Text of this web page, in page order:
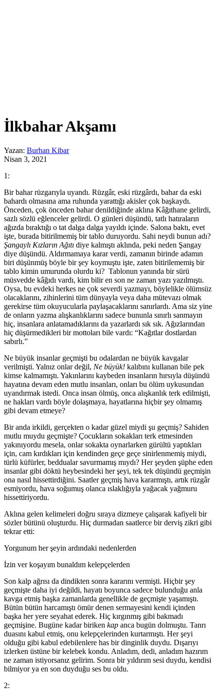
İlkbahar Akşamı
Yazan: Burhan Kibar
Nisan 3, 2021
1:
Bir bahar rüzgarıyla uyandı. Rüzgâr, eski rüzgârdı, bahar da eski
bahardı olmasına ama ruhunda yarattığı akisler çok başkaydı.
Önceden, çok önceden bahar denildiğinde aklına Kâğıthane gelirdi,
sazlı sözlü eğlenceler gelirdi. O günleri düşündü, tatlı hatıraların
ağızda bıraktığı o tat dalga dalga yayıldı içinde. Salona baktı, evet
işte, burada bitirilmemiş bir tablo duruyordu. Sahi neydi bunun adı?
Şangaylı Kızların Ağıtı diye kalmıştı aklında, peki neden Şangay
diye düşündü. Aldırmamaya karar verdi, zamanın birinde adamın
biri düşünmüş böyle bir şey koymuştu işte, zaten bitirilememiş bir
tablo kimin umurunda olurdu ki? Tablonun yanında bir sürü
müsvedde kâğıdı vardı, kim bilir en son ne zaman yazı yazılmıştı.
Oysa, bu evdeki herkes ne çok severdi yazmayı, böylelikle ölümsüz
olacaklarını, zihinlerini tüm dünyayla veya daha mütevazı olmak
gerekirse tüm okuyucularla paylaşacaklarını sanırlardı. Ama siz yine
de onların yazma alışkanlıklarını sadece bununla sınırlı sanmayın
hiç, insanlara anlatamadıklarını da yazarlardı sık sık. Ağızlarından
hiç düşürmedikleri bir mottoları bile vardı: “Kağıtlar dostlardan
sabırlı.”
Ne büyük insanlar geçmişti bu odalardan ne büyük kavgalar
verilmişti. Yalnız onlar değil, Ne büyük! kalıbını kullanan bile pek
kimse kalmamıştı. Yakınlarını kaybeden insanların hırsıyla düşündü
hayatına devam eden mutlu insanları, onları bu ölüm uykusundan
uyandırmak istedi. Onca insan ölmüş, onca alışkanlık terk edilmişti,
ne hakları vardı böyle dolaşmaya, hayatlarına hiçbir şey olmamış
gibi devam etmeye?
Bir anda irkildi, gerçekten o kadar güzel miydi şu geçmiş? Sahiden
mutlu muydu geçmişte? Çocukların sokakları terk etmesinden
yakınıyordu mesela, onlar sokakta oynarlarken gürültü yaptıkları
için, cam kırdıkları için kendinden geçe geçe sinirlenmemiş miydi,
türlü küfürler, beddualar savurmamış mıydı? Her şeyden şüphe eden
insanlar gibi döktü heybesindeki her şeyi, tek tek düşündü geçmişin
ona nasıl hissettirdiğini. Saatler geçmiş hava kararmıştı, artık rüzgâr
esmiyordu, hava soğumuş olanca ıslaklığıyla yağacak yağmuru
hissettiriyordu.
Aklına gelen kelimeleri doğru sıraya dizmeye çalışarak kafiyeli bir
sözler bütünü oluşturdu. Hiç durmadan saatlerce bir derviş zikri gibi
tekrar etti:
Yorgunum her şeyin ardındaki nedenlerden
İzin ver koşayım bunaldım kelepçelerden
Son kalp ağrısı da dindikten sonra kararını vermişti. Hiçbir şey
geçmişte daha iyi değildi, hayatı boyunca sadece bulunduğu anla
kavga etmiş başka zamanlarda genellikle de geçmişte yaşamıştı.
Bütün bütün harcamıştı ömür denen sermayesini kendi içinden
başka her yere seyahat ederek. Hiç kırgınmış gibi bakmadı
geçmişine. Bugüne kadar biriken kap anca bugün dolmuştu. Tanrı
duasını kabul etmiş, onu kelepçelerinden kurtarmıştı. Her şeyi
olduğu gibi kabul edebilenlere has bir dinginlik duydu. Dışarıyı
izlerken üstüne bir kelebek kondu. Anladım, dedi, anladım hazırım
ne zaman istiyorsanız gelirim. Sonra bir yıldırım sesi duydu, kendisi
bilmiyor ya en son duyduğu ses bu oldu.
2: